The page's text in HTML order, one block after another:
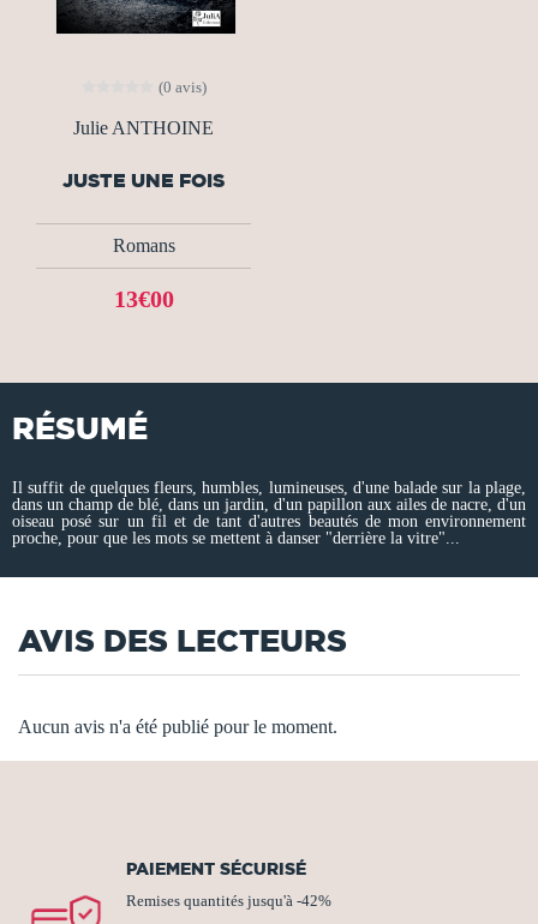
(0 avis)
Julie ANTHOINE
JUSTE UNE FOIS
Romans
13€00
RÉSUMÉ
Il suffit de quelques fleurs, humbles, lumineuses, d'une balade sur la plage,
dans un champ de blé, dans un jardin, d'un papillon aux ailes de nacre, d'un
oiseau posé sur un fil et de tant d'autres beautés de mon environnement
proche, pour que les mots se mettent à danser "derrière la vitre"...
AVIS DES LECTEURS
Aucun avis n'a été publié pour le moment.
PAIEMENT SÉCURISÉ
Remises quantités jusqu'à -42%